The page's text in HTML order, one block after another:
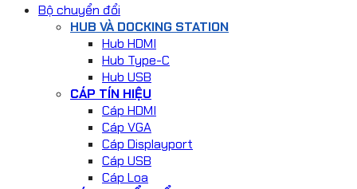
Bộ chuyển đổi
HUB VÀ DOCKING STATION
Hub HDMI
Hub Type-C
Hub USB
CÁP TÍN HIỆU
Cáp HDMI
Cáp VGA
Cáp Displayport
Cáp USB
Cáp Loa